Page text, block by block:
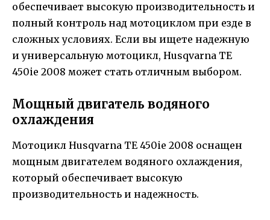
обеспечивает высокую производительность и
полный контроль над мотоциклом при езде в
сложных условиях. Если вы ищете надежную
и универсальную мотоцикл, Husqvarna TE
450ie 2008 может стать отличным выбором.
Мощный двигатель водяного
охлаждения
Мотоцикл Husqvarna TE 450ie 2008 оснащен
мощным двигателем водяного охлаждения,
который обеспечивает высокую
производительность и надежность.